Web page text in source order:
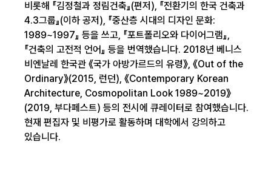
비롯해 『김정철과 정림건축』(편저), 『전환기의 한국 건축과
4.3그룹』(이하 공저), 『중산층 시대의 디자인 문화:
1989~1997』 등을 쓰고, 『포트폴리오와 다이어그램』,
『건축의 고전적 언어』 등을 번역했습니다. 2018년 베니스
비엔날레 한국관 《국가 아방가르드의 유령》, 《Out of the
Ordinary》(2015, 런던), 《Contemporary Korean
Architecture, Cosmopolitan Look 1989~2019》
(2019, 부다페스트) 등의 전시에 큐레이터로 참여했습니다.
현재 편집자 및 비평가로 활동하며 대학에서 강의하고
있습니다.